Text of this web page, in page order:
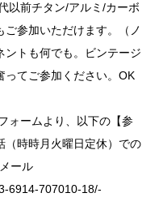
以前チタン/アルミ/カーボ
参加いただけます。（ノ
ントも何でも。ビンテージ
ってご参加ください。OK
ォームより、以下の【参
（時時月火曜日定休）での
ール
6914-707010-18/-